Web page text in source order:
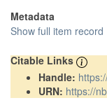
Metadata
Show full item record
Citable Links
Handle:
URN: https://